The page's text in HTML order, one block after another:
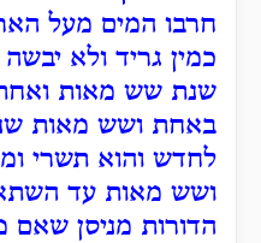
חרבו המים מעל
כמין גריד ולא
שנת שש מאות ואחת
באחת ושש מאות
לחדש והוא תשרי
ושש מאות עד השתא
הדורות מניסן שאם